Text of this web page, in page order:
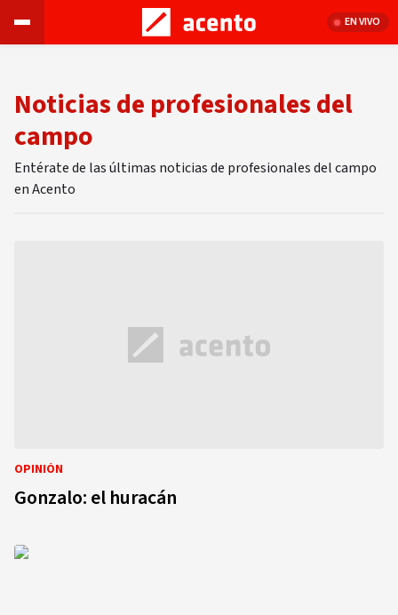
EN VIVO
Noticias de profesionales del
campo
Entérate de las últimas noticias de profesionales del campo
en Acento
OPINIÓN
Gonzalo: el huracán